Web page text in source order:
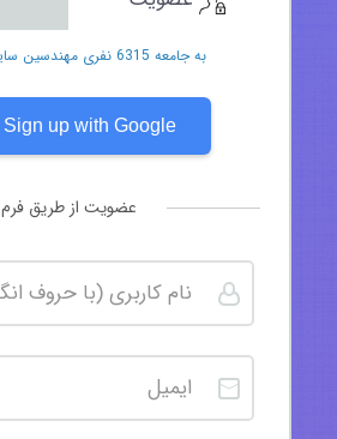
به جامعه 6315 نفری مهندسین سایت بپیوندید
Sign up with Google
عضویت از طریق فرم